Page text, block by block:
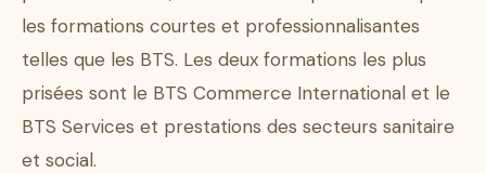
les formations courtes et professionnalisantes
telles que les BTS. Les deux formations les plus
prisées sont le BTS Commerce International et le
BTS Services et prestations des secteurs sanitaire
et social.